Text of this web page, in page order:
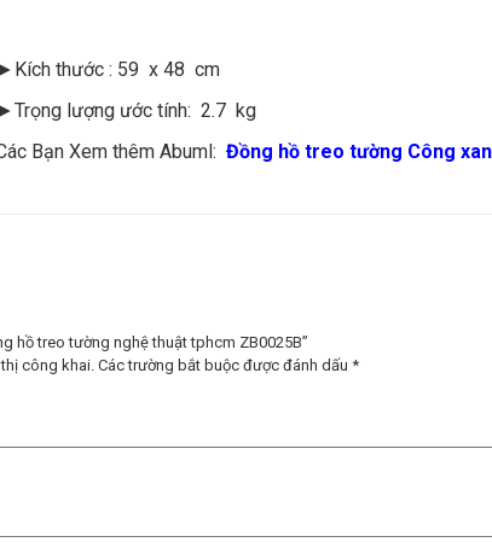
►Kích thước : 59 x 48 cm
►Trọng lượng ước tính: 2.7 kg
Bạn Xem thêm Abuml: Đồng hồ treo tường Công
hồ treo tường nghệ thuật tphcm ZB0025B”
công khai. Các trường bắt buộc được đánh dấu *